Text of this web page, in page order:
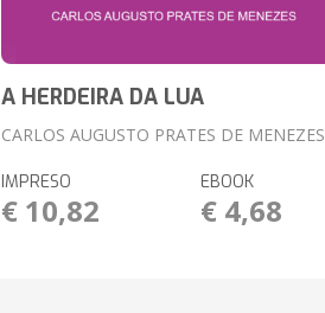
A HERDEIRA DA LUA
CARLOS AUGUSTO PRATES DE MENEZES
IMPRESO
€ 10,82
EBOOK
€ 4,68